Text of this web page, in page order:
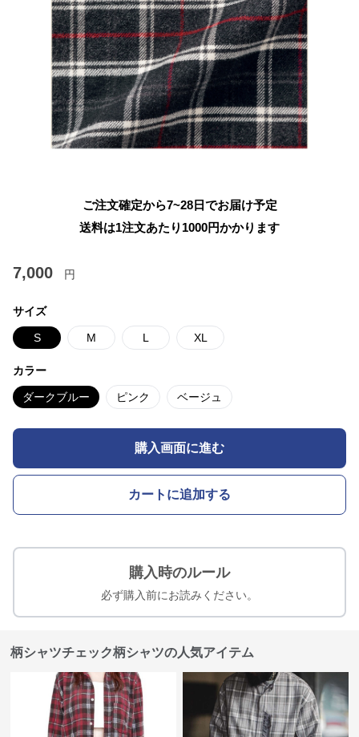
ご注文確定から7~28日でお届け予定
送料は1注文あたり 1000円かかります
7,000 円
サイズ
S M L XL
カラー
ダークブルー ピンク ベージュ
購入画面に進む
カートに追加する
購入時のルール
必ず購入前にお読みください。
柄シャツチェック柄シャツの人気アイテム